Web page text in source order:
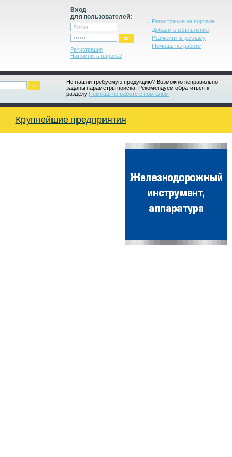
Вход
для пользователей:
Регистрация
Напомнить пароль?
Регистрация на портале
Добавить объявление
Разместить рекламу
Помощь по работе
Не нашли требуемую продукцию? Возможно неправильно
заданы параметры поиска. Рекомендуем обратиться к
разделу Помощь по работе с порталом
Крупнейшие предприятия